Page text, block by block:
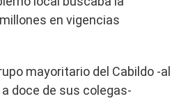
en vigencias
mayoritario del Cabildo -al
doce de sus colegas-